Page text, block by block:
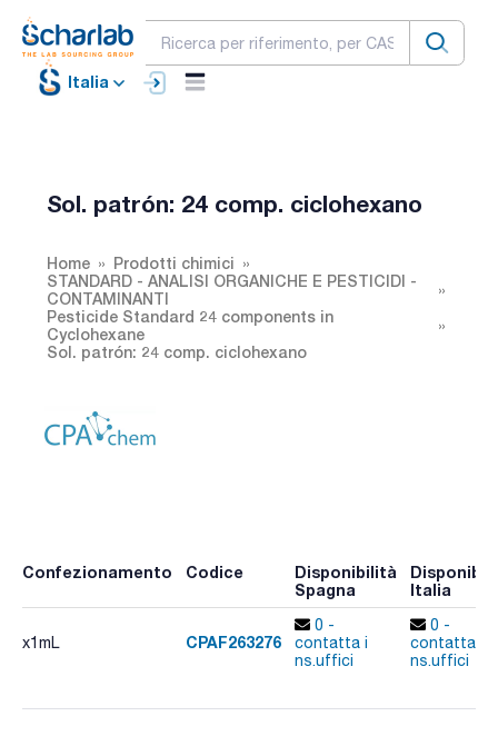
Italia
Sol. patrón: 24 comp. ciclohexano
Home
Prodotti chimici
STANDARD - ANALISI ORGANICHE E PESTICIDI -
CONTAMINANTI
Pesticide Standard 24 components in
Cyclohexane
Sol. patrón: 24 comp. ciclohexano
Confezionamento Codice
Disponibilità
Spagna
Italia
x1mL CPAF263276
0 -
contatta i
ns.uffici
0 -
contatta i
ns.uffici